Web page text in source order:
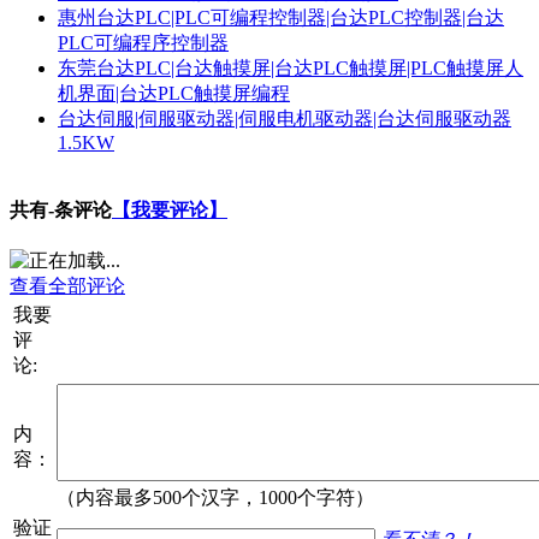
惠州台达PLC|PLC可编程控制器|台达PLC控制器|台达
PLC可编程序控制器
东莞台达PLC|台达触摸屏|台达PLC触摸屏|PLC触摸屏人
机界面|台达PLC触摸屏编程
台达伺服|伺服驱动器|伺服电机驱动器|台达伺服驱动器
1.5KW
共有-条评论【我要评论】
查看全部评论
我要
评
论:
内
容：
（内容最多500个汉字，1000个字符）
验证